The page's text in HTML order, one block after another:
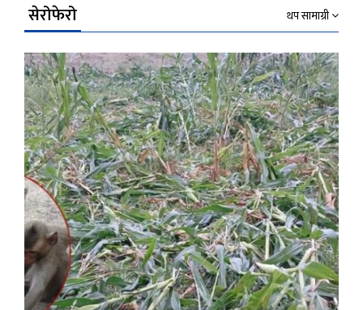
सेरोफेरो थप सामाग्री